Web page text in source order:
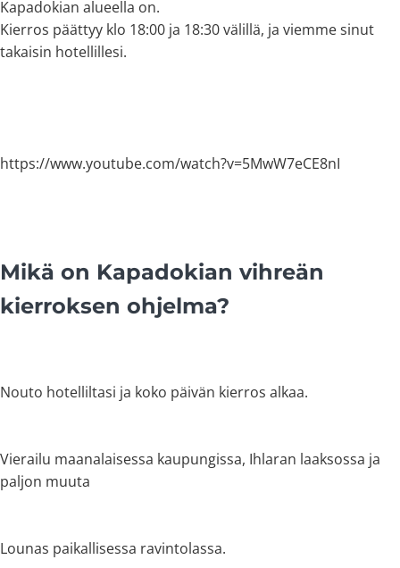
Kapadokian alueella on.
Kierros päättyy klo 18:00 ja 18:30 välillä, ja viemme sinut
takaisin hotellillesi.
https://www.youtube.com/watch?v=5MwW7eCE8nI
Mikä on Kapadokian vihreän
kierroksen ohjelma?
Nouto hotelliltasi ja koko päivän kierros alkaa.
Vierailu maanalaisessa kaupungissa, Ihlaran laaksossa ja
paljon muuta
Lounas paikallisessa ravintolassa.